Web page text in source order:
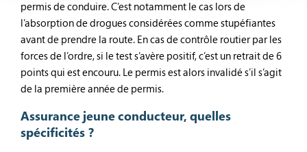
permis de conduire. C’est notamment le cas lors de
l’absorption de drogues considérées comme stupéfiantes
avant de prendre la route. En cas de contrôle routier par les
forces de l’ordre, si le test s’avère positif, c’est un retrait de 6
points qui est encouru. Le permis est alors invalidé s’il s’agit
de la première année de permis.
Assurance jeune conducteur, quelles
spécificités ?